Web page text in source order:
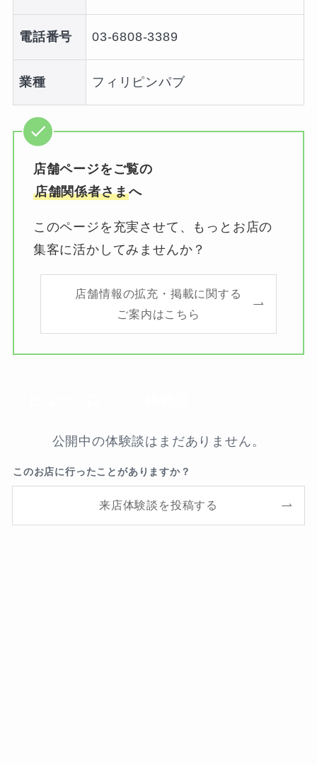
電話番号 03-6808-3389
業種 フィリピンパブ
店舗ページをご覧の
店舗関係者さまへ
このページを充実させて、もっとお店の
集客に活かしてみませんか？
店舗情報の拡充・掲載に関する
ご案内はこちら
公開中の体験談はまだありません。
このお店に行ったことがありますか？
来店体験談を投稿する